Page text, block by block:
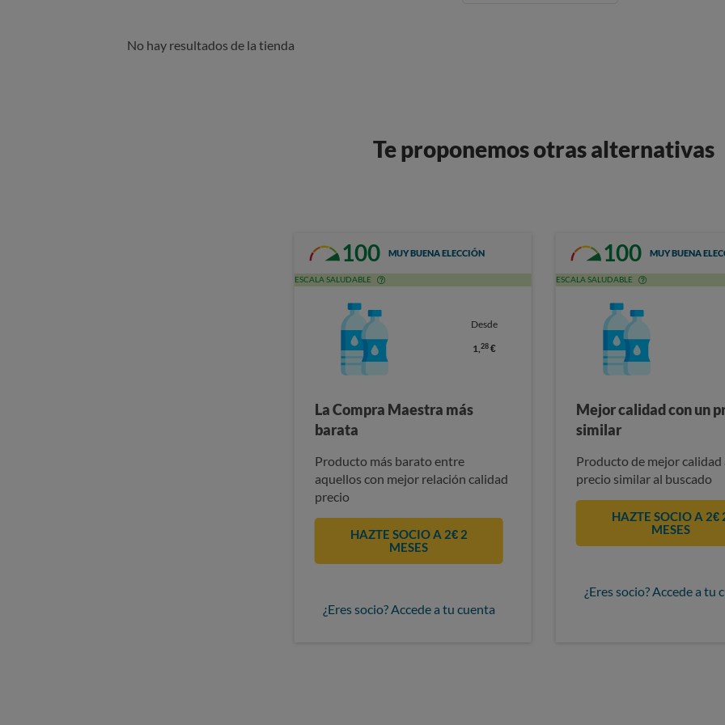
No hay resultados de la tienda
Te proponemos otras alternativas
100 MUY BUENA ELECCIÓN
ESCALA SALUDABLE
Desde
1,28€
La Compra Maestra más
barata
Producto más barato entre
aquellos con mejor relación calidad
precio
HAZTE SOCIO A 2€ 2
MESES
¿Eres socio? Accede a tu cuenta
100 MUY BUENA
ESCALA SALUDABLE
Mejor calidad con un
similar
Producto de mejor calidad
precio similar al buscado
HAZTE SOCIO A 2€
MESES
¿Eres socio? Accede a tu